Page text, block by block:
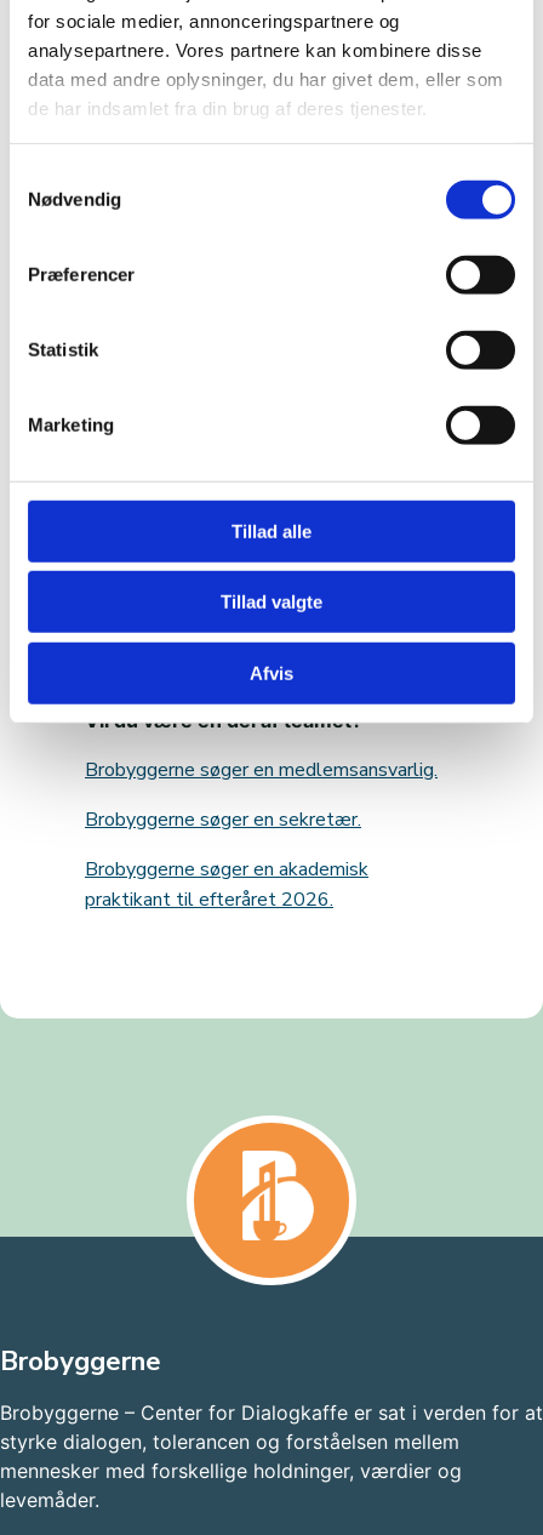
for sociale medier, annonceringspartnere og
analysepartnere. Vores partnere kan kombinere disse
data med andre oplysninger, du har givet dem, eller som
de har indsamlet fra din brug af deres tjenester.
Nødvendig
Præferencer
Statistik
Marketing
Tillad alle
Tillad valgte
Afvis
Dialogkaffe er sat i verden for
demokratiske samtale i
Vi arbejder for et samfund, der bygger
uenighed og forskellighed, hvor alle kan
samtale, der er konstruktiv og kritisk.
Demokrati er ingen selvfølge. Vi
arbejder for at bevare og udvikle
på tværs af skel. Vi tror på, at det
demokratiske fællesskab bliver styrket,
når der er meningsmangfoldighed.
Vil du være en del af teamet?
Brobyggerne søger en medlemsansvarlig.
Brobyggerne søger en sekretær.
Brobyggerne søger en akademisk
praktikant til efteråret 2026.
Brobyggerne
Brobyggerne – Center for Dialogkaffe er sat i verden for at
styrke dialogen, tolerancen og forståelsen mellem
mennesker med forskellige holdninger, værdier og
levemåder.